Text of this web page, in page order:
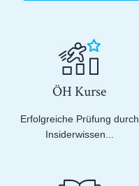
ÖH Kurse
Erfolgreiche Prüfung durch
Insiderwissen...